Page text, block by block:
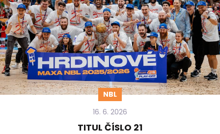
NBL
16. 6. 2026
TITUL ČÍSLO 21